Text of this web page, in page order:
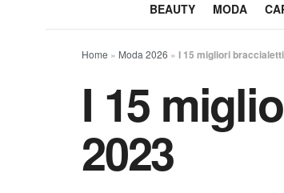
BEAUTY MODA
Home » Moda 2026 » I 15 migliori
I 15
2023